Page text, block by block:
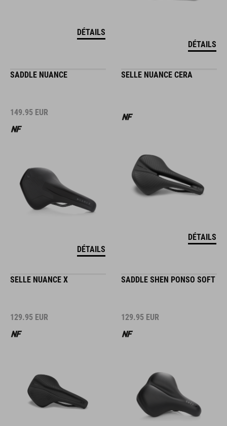
DÉTAILS
DÉTAILS
SADDLE NUANCE
149.95 EUR
DÉTAILS
SELLE NUANCE CERA
DÉTAILS
SELLE NUANCE X
129.95 EUR
SADDLE SHEN PONSO SOFT
129.95 EUR